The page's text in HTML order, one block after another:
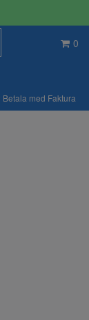
0
Betala med Faktura